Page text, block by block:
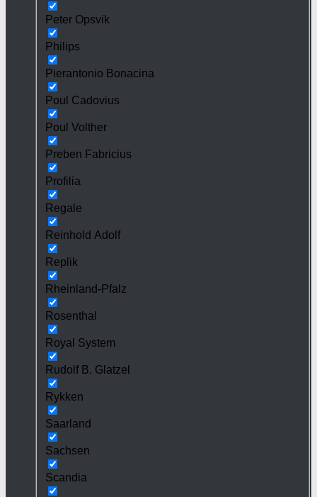
Peter Opsvik
Philips
Pierantonio Bonacina
Poul Cadovius
Poul Volther
Preben Fabricius
Profilia
Regale
Reinhold Adolf
Replik
Rheinland-Pfalz
Rosenthal
Royal System
Rudolf B. Glatzel
Rykken
Saarland
Sachsen
Scandia